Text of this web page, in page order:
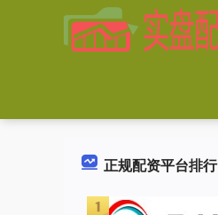
正规配资平台排行